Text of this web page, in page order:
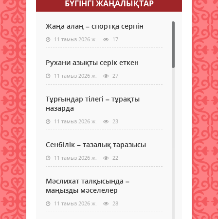
БҮГІНГI ЖАҢАЛЫҚТАР
Жаңа алаң – спортқа серпін
11 тамыз 2026 ж. 17
Рухани азықты серік еткен
11 тамыз 2026 ж. 27
Тұрғындар тілегі – тұрақты
назарда
11 тамыз 2026 ж. 23
Сенбілік – тазалық таразысы
11 тамыз 2026 ж. 22
Мәслихат талқысында –
маңызды мәселелер
11 тамыз 2026 ж. 28